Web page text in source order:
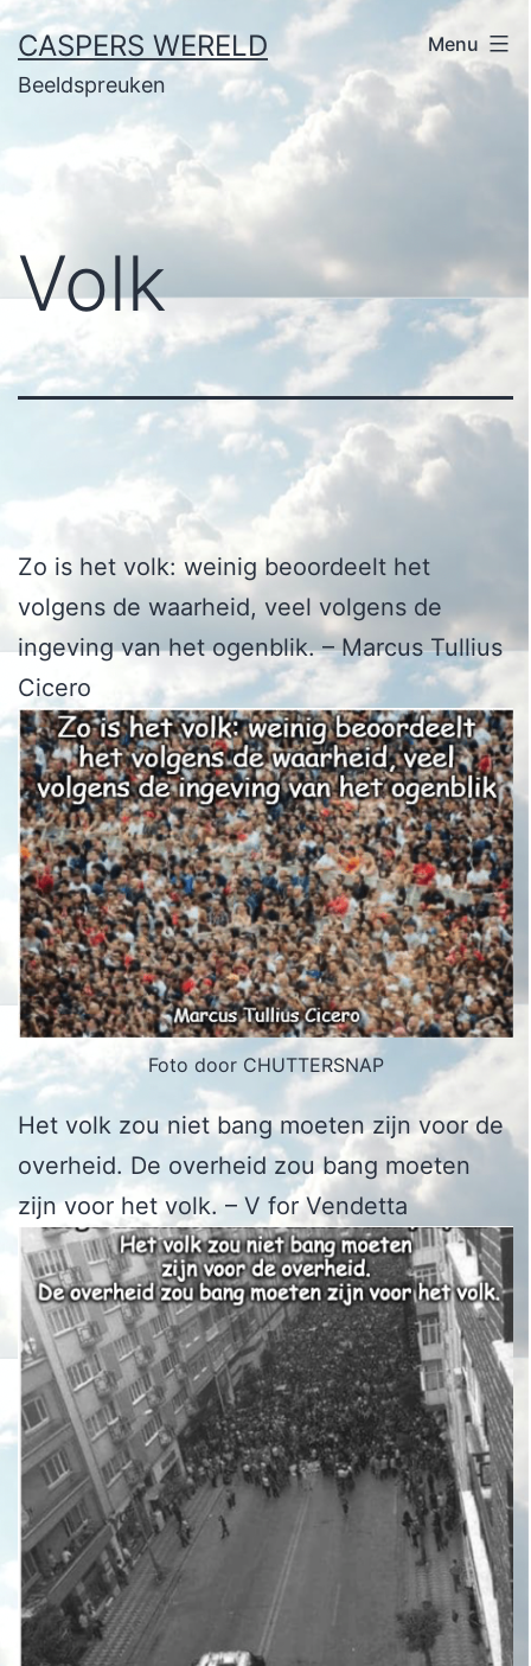
Ga
naar
de
inhoud
CASPERS WERELD
Beeldspreuken
Menu
Volk
Zo is het volk: weinig beoordeelt het
volgens de waarheid, veel volgens de
ingeving van het ogenblik. – Marcus Tullius
Cicero
Foto door CHUTTERSNAP
Het volk zou niet bang moeten zijn voor de
overheid. De overheid zou bang moeten
zijn voor het volk. – V for Vendetta